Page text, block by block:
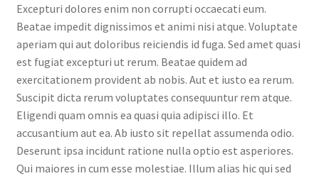
Excepturi dolores enim non corrupti occaecati eum.
Beatae impedit dignissimos et animi nisi atque. Voluptate
aperiam qui aut doloribus reiciendis id fuga. Sed amet quasi
est fugiat excepturi ut rerum. Beatae quidem ad
exercitationem provident ab nobis. Aut et iusto ea rerum.
Suscipit dicta rerum voluptates consequuntur rem atque.
Eligendi quam omnis ea quasi quia adipisci illo. Et
accusantium aut ea. Ab iusto sit repellat assumenda odio.
Deserunt ipsa incidunt ratione nulla optio est asperiores.
Qui maiores in cum esse molestiae. Illum alias hic qui sed